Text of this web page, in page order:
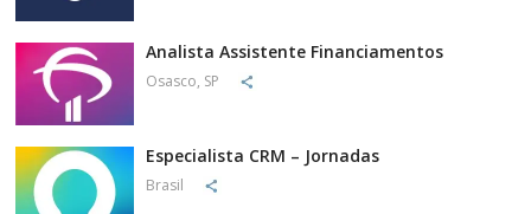
Analista Assistente Financiamentos
Osasco, SP
Especialista CRM – Jornadas
Brasil